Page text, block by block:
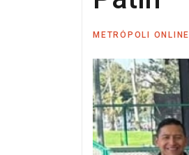
METRÓPOLI ONLINE